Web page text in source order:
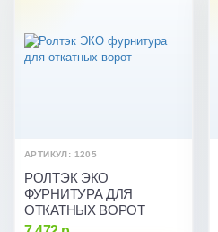
АРТИКУЛ: 1205
РОЛТЭК ЭКО
ФУРНИТУРА ДЛЯ
ОТКАТНЫХ ВОРОТ